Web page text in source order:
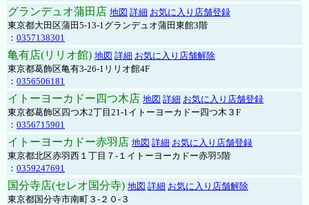
グランデュオ蒲田店 地図 詳細 お気に入り店舗登録
東京都大田区蒲田5-13-1グランデュオ蒲田東館3階
： 0357138301
亀有店(リリオ館) 地図 詳細 お気に入り店舗解除
東京都葛飾区亀有3-26-1リリオ館4F
： 0356506181
イトーヨーカドー四つ木店 地図 詳細 お気に入り店舗登録
東京都葛飾区四つ木2丁目21-1イトーヨーカドー四つ木３F
： 0356715901
イトーヨーカドー赤羽店 地図 詳細 お気に入り店舗登録
東京都北区赤羽西１丁目７-１イトーヨーカドー赤羽5階
： 0359247691
国分寺店(セレオ国分寺) 地図 詳細 お気に入り店舗解除
東京都国分寺市南町３-２０-３